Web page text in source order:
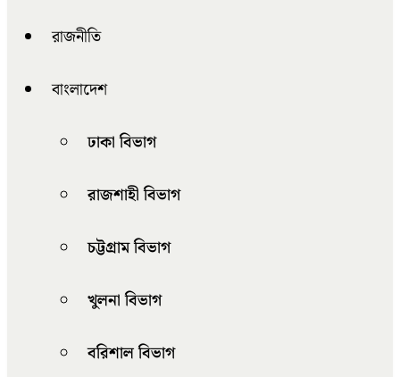
রাজনীতি
বাংলাদেশ
ঢাকা বিভাগ
রাজশাহী বিভাগ
চট্টগ্রাম বিভাগ
খুলনা বিভাগ
বরিশাল বিভাগ